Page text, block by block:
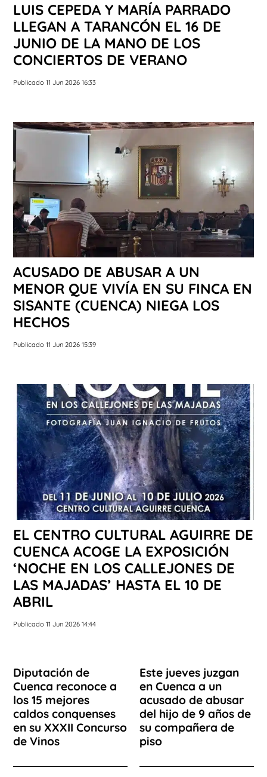
LUIS CEPEDA Y MARÍA PARRADO
LLEGAN A TARANCÓN EL 16 DE
JUNIO DE LA MANO DE LOS
CONCIERTOS DE VERANO
Publicado 11 Jun 2026 16:33
ACUSADO DE ABUSAR A UN
MENOR QUE VIVÍA EN SU FINCA EN
SISANTE (CUENCA) NIEGA LOS
HECHOS
Publicado 11 Jun 2026 15:39
EL CENTRO CULTURAL AGUIRRE DE
CUENCA ACOGE LA EXPOSICIÓN
‘NOCHE EN LOS CALLEJONES DE
LAS MAJADAS’ HASTA EL 10 DE
ABRIL
Publicado 11 Jun 2026 14:44
Diputación de
Cuenca reconoce a
los 15 mejores
caldos conquenses
en su XXXII Concurso
de Vinos
Este jueves juzgan
en Cuenca a un
acusado de abusar
del hijo de 9 años de
su compañera de
piso